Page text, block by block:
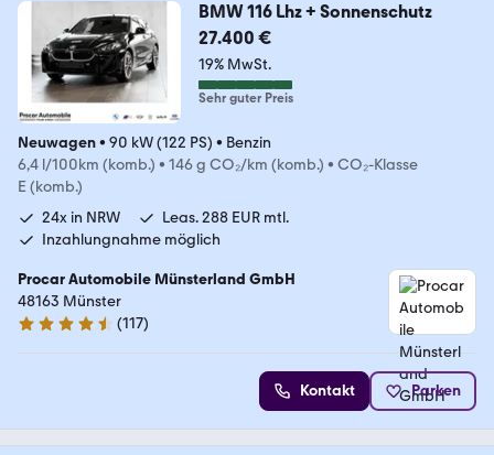
BMW 116 Lhz + Sonnenschutz
27.400 €
19% MwSt.
Sehr guter Preis
Neuwagen• 90 kW (122 PS) • Benzin
6,4 l/100km (komb.) • 146 g CO₂/km (komb.) • CO₂-Klasse
E (komb.)
24x in NRW
Leas. 288 EUR mtl.
Inzahlungnahme möglich
Procar Automobile Münsterland GmbH
48163 Münster
4.4 Sterne
(117)
Kontakt Parken